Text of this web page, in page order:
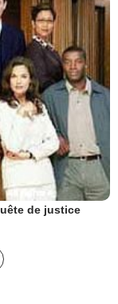
de justice